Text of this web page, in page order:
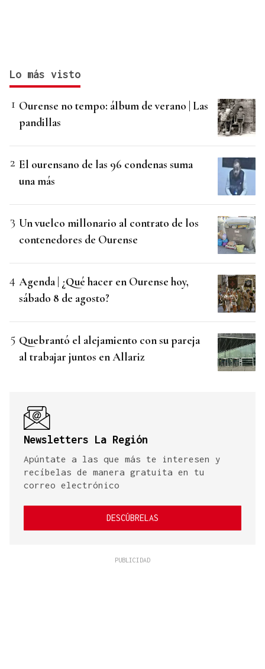
Lo más visto
Ourense no tempo: álbum de verano | Las
pandillas
El ourensano de las 96 condenas suma
una más
Un vuelco millonario al contrato de los
contenedores de Ourense
Agenda | ¿Qué hacer en Ourense hoy,
sábado 8 de agosto?
Quebrantó el alejamiento con su pareja
al trabajar juntos en Allariz
Newsletters La Región
Apúntate a las que más te interesen y
recíbelas de manera gratuita en tu
correo electrónico
DESCÚBRELAS